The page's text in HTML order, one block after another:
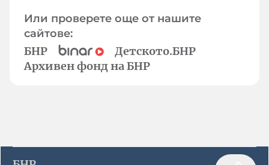
Или проверете още от нашите
сайтове:
БНР
Детското.БНР
Архивен фонд на БНР